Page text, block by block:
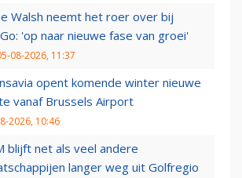
Walsh neemt het roer over bij
'op naar nieuwe fase van groei'
08-2026, 11:37
opent komende winter nieuwe
vanaf Brussels Airport
2026, 10:46
blijft net als veel andere
langer weg uit Golfregio